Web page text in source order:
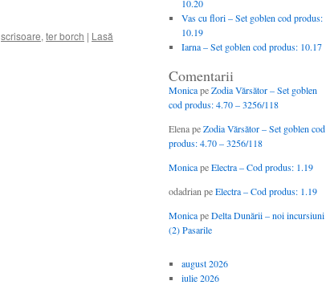
scrisoare, ter borch | Lasă
10.20
Vas cu flori – Set goblen cod produs:
10.19
Iarna – Set goblen cod produs: 10.17
Comentarii
MonicapeZodia Vărsător – Set goblen
cod produs: 4.70 – 3256/118
ElenapeZodia Vărsător – Set goblen cod
produs: 4.70 – 3256/118
MonicapeElectra – Cod produs: 1.19
odadrian peElectra – Cod produs: 1.19
MonicapeDelta Dunării – noi incursiuni
(2) Pasarile
august 2026
iulie 2026